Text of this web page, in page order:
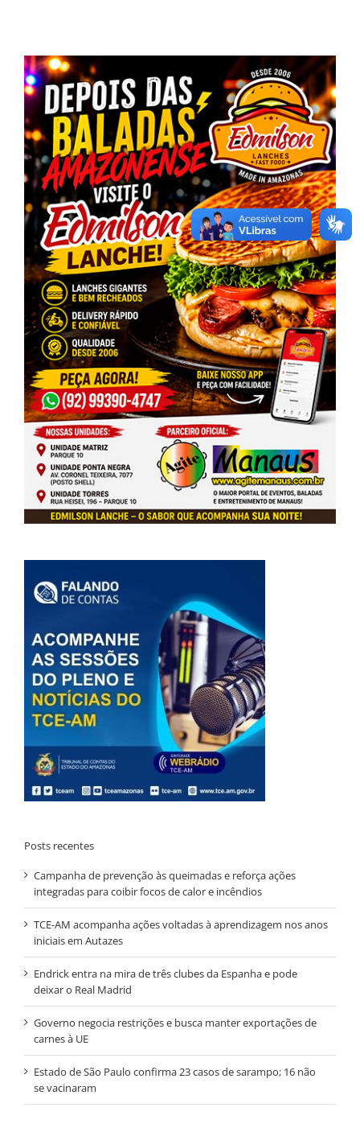
Posts recentes
Campanha de prevenção às queimadas e reforça ações
integradas para coibir focos de calor e incêndios
TCE-AM acompanha ações voltadas à aprendizagem nos anos
iniciais em Autazes
Endrick entra na mira de três clubes da Espanha e pode
deixar o Real Madrid
Governo negocia restrições e busca manter exportações de
carnes à UE
Estado de São Paulo confirma 23 casos de sarampo; 16 não
se vacinaram